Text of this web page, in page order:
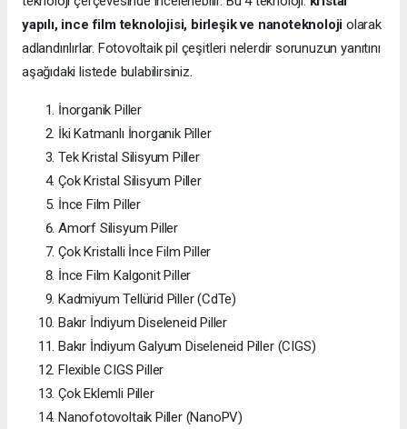
yapılı, ince film teknolojisi, birleşik ve nanoteknoloji olarak
adlandırılırlar. Fotovoltaik pil çeşitleri nelerdir sorunuzun yanıtını
aşağıdaki listede bulabilirsiniz.
İnorganik Piller
İki Katmanlı İnorganik Piller
Tek Kristal Silisyum Piller
Çok Kristal Silisyum Piller
İnce Film Piller
Amorf Silisyum Piller
Çok Kristalli İnce Film Piller
İnce Film Kalgonit Piller
Kadmiyum Tellürid Piller (CdTe)
Bakır İndiyum Diseleneid Piller
Bakır İndiyum Galyum Diseleneid Piller (CIGS)
Flexible CIGS Piller
Çok Eklemli Piller
Nanofotovoltaik Piller (NanoPV)